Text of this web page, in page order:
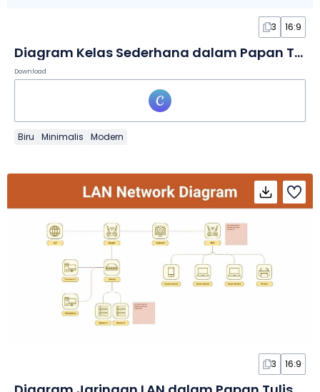
3 16:9
Diagram Kelas Sederhana dalam Papan Tulis
Download
Biru Minimalis Modern
3 16:9